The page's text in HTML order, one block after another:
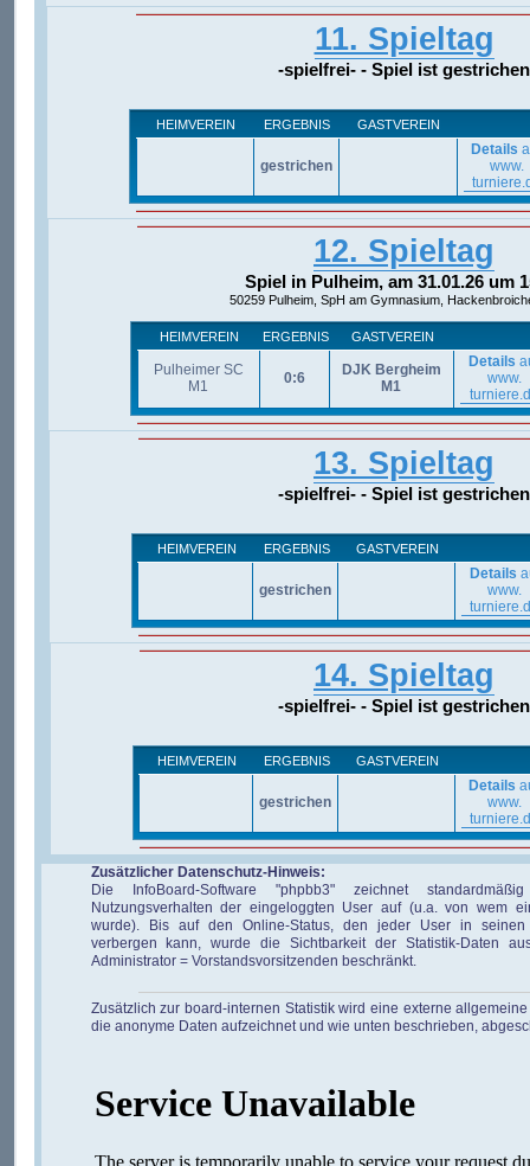
11. Spieltag
-spielfrei- - Spiel ist gestrichen
HEIMVEREIN ERGEBNIS GASTVEREIN
gestrichen
Details
www.
12. Spieltag
Spiel in Pulheim, am 31.01.26 um
50259 Pulheim, SpH am Gymnasium,
HEIMVEREIN ERGEBNIS GASTVEREIN
Pulheimer SC
M1
0:6
DJK Bergheim
M1
Details
www.
13. Spieltag
-spielfrei- - Spiel ist gestrichen
HEIMVEREIN ERGEBNIS GASTVEREIN
gestrichen
Details
www.
14. Spieltag
-spielfrei- - Spiel ist gestrichen
HEIMVEREIN ERGEBNIS GASTVEREIN
gestrichen
Details
www.
Zusätzlicher Datenschutz-Hinweis:
Die InfoBoard-Software "phpbb3" zeichnet
Nutzungsverhalten der eingeloggten User auf (u.a. von wem
wurde). Bis auf den Online-Status, den jeder User in seinen
verbergen kann, wurde die Sichtbarkeit der Statistik-Daten
Administrator = Vorstandsvorsitzenden beschränkt.
Zusätzlich zur board-internen Statistik wird eine externe
die anonyme Daten aufzeichnet und wie unten beschrieben,